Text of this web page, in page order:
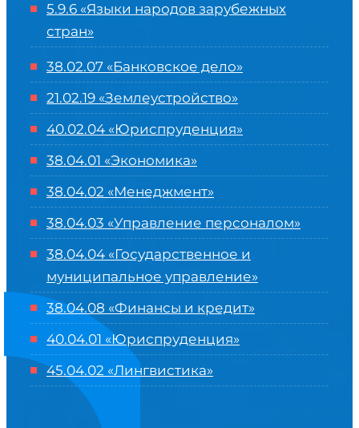
5.9.6 «Языки народов зарубежных
стран»
38.02.07 «Банковское дело»
21.02.19 «Землеустройство»
40.02.04 «Юриспруденция»
38.04.01 «Экономика»
38.04.02 «Менеджмент»
38.04.03 «Управление персоналом»
38.04.04 «Государственное и
муниципальное управление»
38.04.08 «Финансы и кредит»
40.04.01 «Юриспруденция»
45.04.02 «Лингвистика»